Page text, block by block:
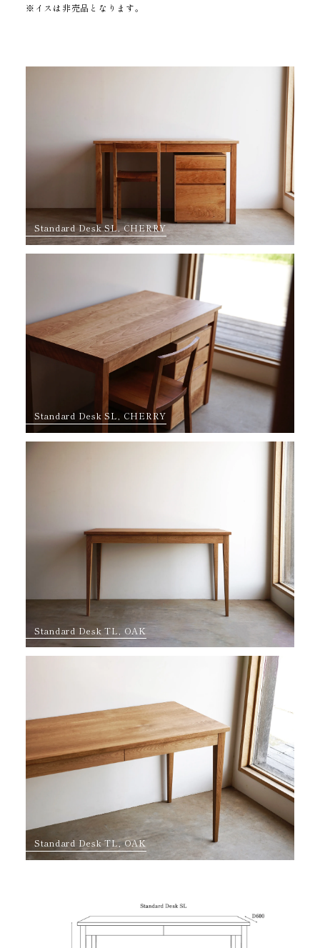
※イスは非売品となります。
Standard Desk SL, CHERRY
Standard Desk SL, CHERRY
Standard Desk TL, OAK
Standard Desk TL, OAK